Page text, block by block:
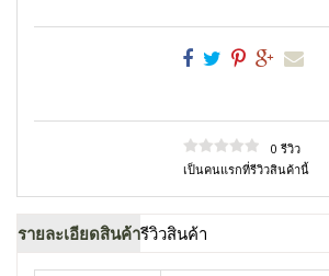
0 รีวิว
เป็นคนแรกที่รีวิวสินค้านี้
รายละเอียดสินค้ารีวิวสินค้า